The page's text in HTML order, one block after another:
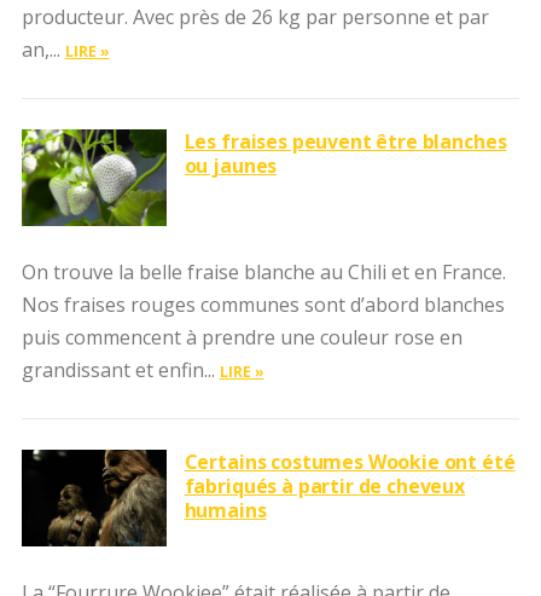
producteur. Avec près de 26 kg par personne et par
an,... LIRE »
Les fraises peuvent être blanches
ou jaunes
On trouve la belle fraise blanche au Chili et en France.
Nos fraises rouges communes sont d’abord blanches
puis commencent à prendre une couleur rose en
grandissant et enfin... LIRE »
Certains costumes Wookie ont été
fabriqués à partir de cheveux
humains